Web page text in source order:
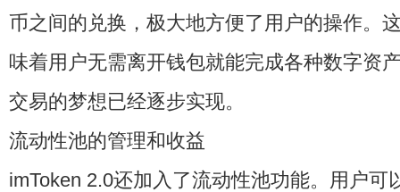
币之间的兑换，极大地方便了用户的操作。
味着用户无需离开钱包就能完成各种数字资
交易的梦想已经逐步实现。
流动性池的管理和收益
imToken 2.0还加入了流动性池功能。用户可